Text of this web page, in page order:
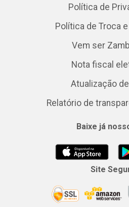
Política de
Política de Troca
Vem ser
Nota fiscal
Atualização
Relatório de
Baixe já
Site